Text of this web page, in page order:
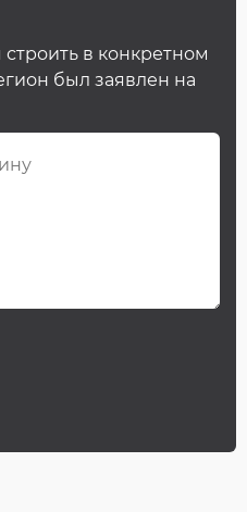
строить в конкретном
был заявлен на